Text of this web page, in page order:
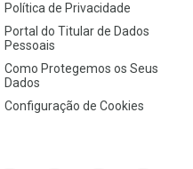
Política de Privacidade
Portal do Titular de Dados
Pessoais
Como Protegemos os Seus
Dados
Configuração de Cookies